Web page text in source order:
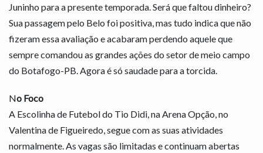
Juninho para a presente temporada. Será que faltou dinheiro?
Sua passagem pelo Belo foi positiva, mas tudo indica que não
fizeram essa avaliação e acabaram perdendo aquele que
sempre comandou as grandes ações do setor de meio campo
do Botafogo-PB. Agora é só saudade para a torcida.
No Foco
A Escolinha de Futebol do Tio Didi, na Arena Opção, no
Valentina de Figueiredo, segue com as suas atividades
normalmente. As vagas são limitadas e continuam abertas